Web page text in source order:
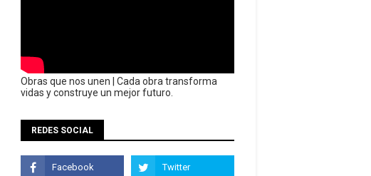
Obras que nos unen | Cada obra transforma
vidas y construye un mejor futuro.
REDES SOCIAL